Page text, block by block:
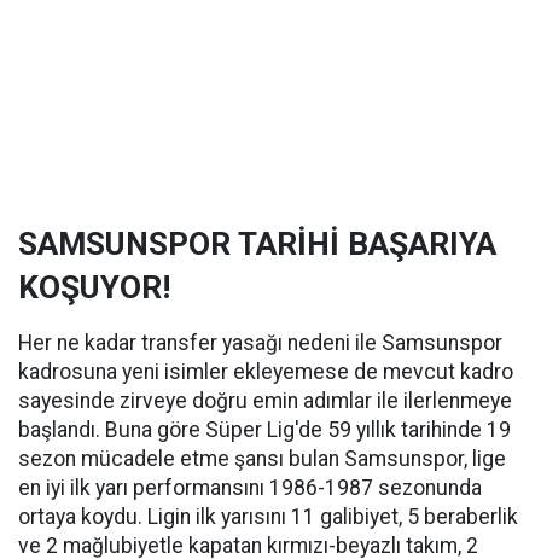
SAMSUNSPOR TARİHİ BAŞARIYA
KOŞUYOR!
Her ne kadar transfer yasağı nedeni ile Samsunspor
kadrosuna yeni isimler ekleyemese de mevcut kadro
sayesinde zirveye doğru emin adımlar ile ilerlenmeye
başlandı. Buna göre Süper Lig'de 59 yıllık tarihinde 19
sezon mücadele etme şansı bulan Samsunspor, lige
en iyi ilk yarı performansını 1986-1987 sezonunda
ortaya koydu. Ligin ilk yarısını 11 galibiyet, 5 beraberlik
ve 2 mağlubiyetle kapatan kırmızı-beyazlı takım, 2